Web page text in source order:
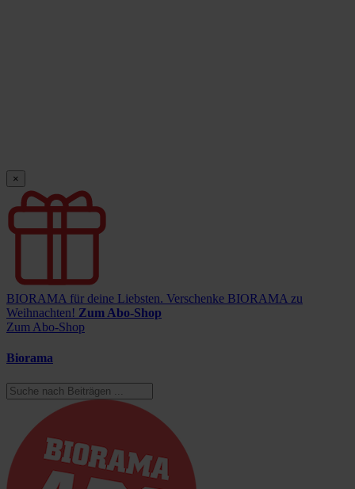
×
BIORAMA für deine Liebsten. Verschenke BIORAMA zu
Weihnachten! Zum Abo-Shop
Zum Abo-Shop
Biorama